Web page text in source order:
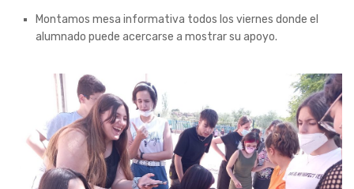
Montamos mesa informativa todos los viernes donde el
alumnado puede acercarse a mostrar su apoyo.